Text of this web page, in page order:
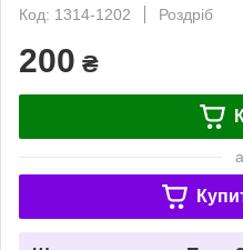
Код: 1314-1202
Роздріб
200 ₴